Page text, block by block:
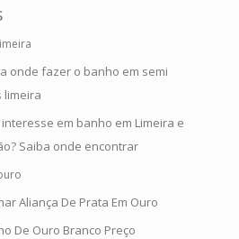
onde fazer o banho em semi
limeira
interesse em banho em Limeira e
Saiba onde encontrar
Aliança De Prata Em Ouro
De Ouro Branco Preço